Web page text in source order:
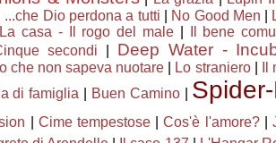
...che Dio perdona a tutti No Good Men
La casa - Il rogo del male|
Il bene
secondi Deep Water -
che non sapeva nuotare Lo straniero|
di famiglia Buen Camino|
Cime tempestose |Cos'è l'amore?|